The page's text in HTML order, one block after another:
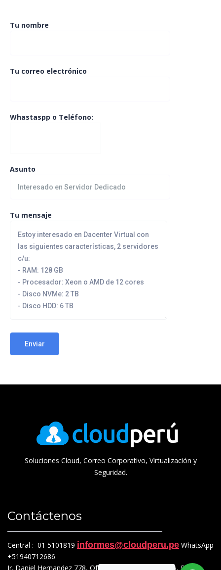
Tu nombre
Tu correo electrónico
Whastaspp o Teléfono:
Asunto
Tu mensaje
Soluciones Cloud, Correo Corporativo, Virtualización y
Seguridad.
Contáctenos
Central : 01 5101819 informes@cloudperu.pe WhatsApp
+51940712686
Jr. Daniel Hernandez 778, Of. 201, Pueblo Libre, Lima, Perú